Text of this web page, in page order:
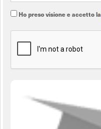
Ho preso visione e accetto la